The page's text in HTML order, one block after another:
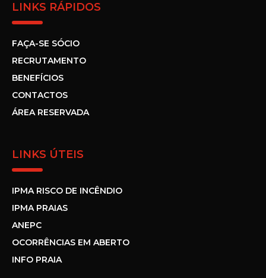
LINKS RÁPIDOS
FAÇA-SE SÓCIO
RECRUTAMENTO
BENEFÍCIOS
CONTACTOS
ÁREA RESERVADA
LINKS ÚTEIS
IPMA RISCO DE INCÊNDIO
IPMA PRAIAS
ANEPC
OCORRÊNCIAS EM ABERTO
INFO PRAIA